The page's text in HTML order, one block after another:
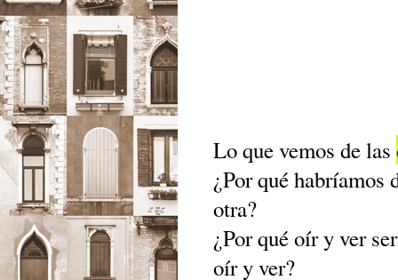
Lo que vemos de las
¿Por qué habríamos
otra?
¿Por qué oír y ver
oír y ver?